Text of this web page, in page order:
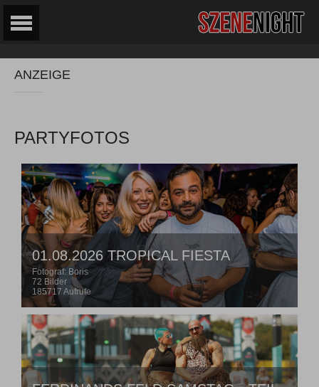
ANZEIGE
PARTYFOTOS
01.08.2026 TROPICAL FIESTA
Fotograf: Boris
72 Bilder
185717 Aufrufe